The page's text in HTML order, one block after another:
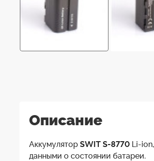
Описание
Аккумулятор SWIT S-8770 Li-
данными о состоянии батареи.